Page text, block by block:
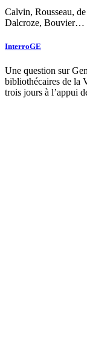
Calvin, Rousseau,
Dalcroze, Bouvier…
InterroGE
Une question sur
bibliothécaires de la
trois jours à l’appui